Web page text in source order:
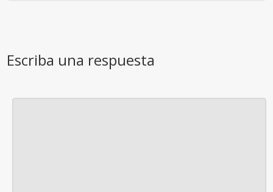
Escriba una respuesta